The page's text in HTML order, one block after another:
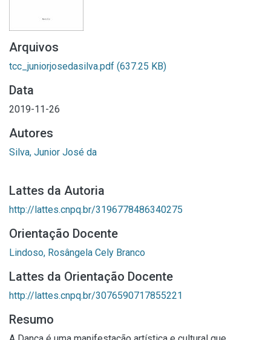
Arquivos
tcc_juniorjosedasilva.pdf (637.25 KB)
Data
2019-11-26
Autores
Silva, Junior José da
Lattes da Autoria
http://lattes.cnpq.br/3196778486340275
Orientação Docente
Lindoso, Rosângela Cely Branco
Lattes da Orientação Docente
http://lattes.cnpq.br/3076590717855221
Resumo